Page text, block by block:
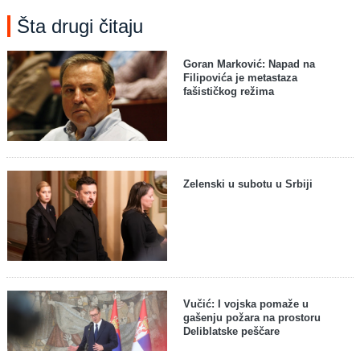
Šta drugi čitaju
Goran Marković: Napad na
Filipovića je metastaza
fašističkog režima
Zelenski u subotu u Srbiji
Vučić: I vojska pomaže u
gašenju požara na prostoru
Deliblatske peščare